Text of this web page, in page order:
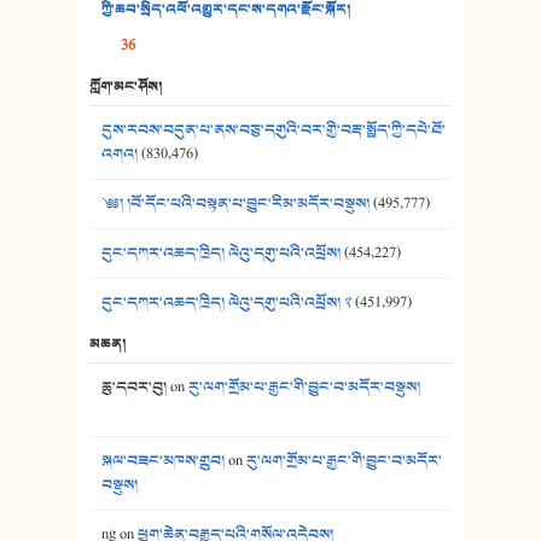
ཀྱི་ཆབ་སྲིད་འཕོ་འགྱུར་དང་ས་དགའ་རྫོང་སྐོར།
36
ཀློག་མང་ཤོས།
དུས་རབས་བདུན་པ་ནས་བཅུ་དགུའི་བར་གྱི་བརྡ་སྤྲོད་ཀྱི་དཔེ་ཐོ་
འགའ།(830,476)
༄༅། །བོ་དོང་པའི་བསྟན་པ་བྱུང་རིམ་མདོར་བསྡུས།(495,777)
དུང་དཀར་འཆད་ཁྲིད། ལེའུ་དགུ་པའི་འཕྲོས།(454,227)
དུང་དཀར་འཆད་ཁྲིད། ལེའུ་དགུ་པའི་འཕྲོས། ༢(451,997)
མཆན།
ཆུ་དབར་བུ།onརུ་ལག་གྲོམ་པ་རྒྱང་གི་བྱུང་བ་མདོར་བསྡུས།
སྐལ་བཟང་མཁས་གྲུབ།onརུ་ལག་གྲོམ་པ་རྒྱང་གི་བྱུང་བ་མདོར་
བསྡུས།
ngonཕྱག་ཆེན་བརྒྱུད་པའི་གསོལ་འདེབས།